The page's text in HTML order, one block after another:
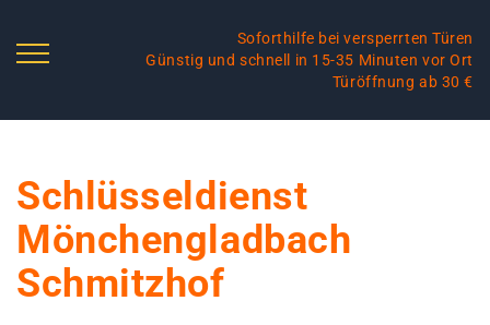
Soforthilfe bei versperrten Türen
Günstig und schnell in 15-35 Minuten vor Ort
Türöffnung ab 30 €
Schlüsseldienst
Mönchengladbach
Schmitzhof